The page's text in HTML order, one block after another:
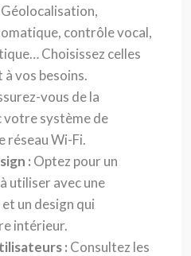
Géolocalisation,
contrôle vocal,
Choisissez celles
vos besoins.
vous de la
votre système de
réseau Wi-Fi.
: Optez pour un
utiliser avec une
un design qui
intérieur.
: Consultez les